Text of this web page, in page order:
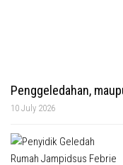
Penggeledahan,
10 July 2026